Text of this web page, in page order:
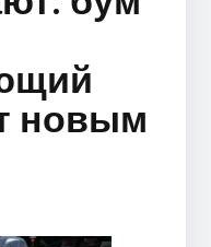
новым